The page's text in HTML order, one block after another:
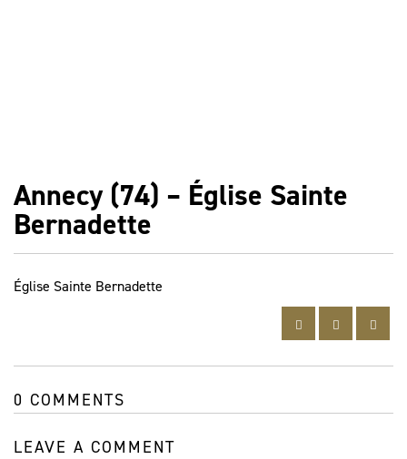
Annecy (74) – Église Sainte
Bernadette
Église Sainte Bernadette
0 COMMENTS
LEAVE A COMMENT